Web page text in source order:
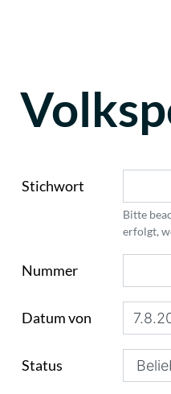
Stichwort
Bitte
erfolgt,
Nummer
Datum von
Status